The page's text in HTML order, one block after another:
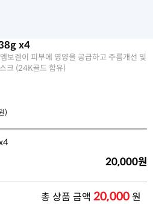
x4
보겔이 피부에 영양을 공급하고 주름개선 및
크 (24K골드 함유)
)
20,000원
총 상품 금액 20,000원